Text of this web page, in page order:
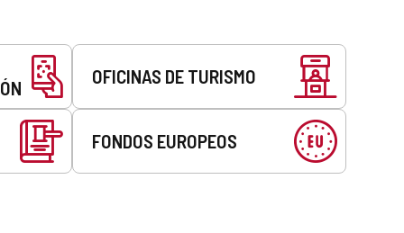
OFICINAS DE TURISMO
FONDOS EUROPEOS